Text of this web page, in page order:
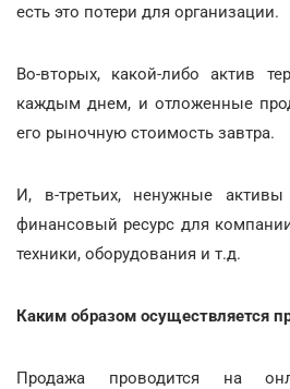
есть это потери для организации.
Во-вторых, какой-либо актив
каждым днем, и отложенные
его рыночную стоимость завтра.
И, в-третьих, ненужные
финансовый ресурс для
техники, оборудования и т.д.
Каким образом осуществляется
Продажа проводится на